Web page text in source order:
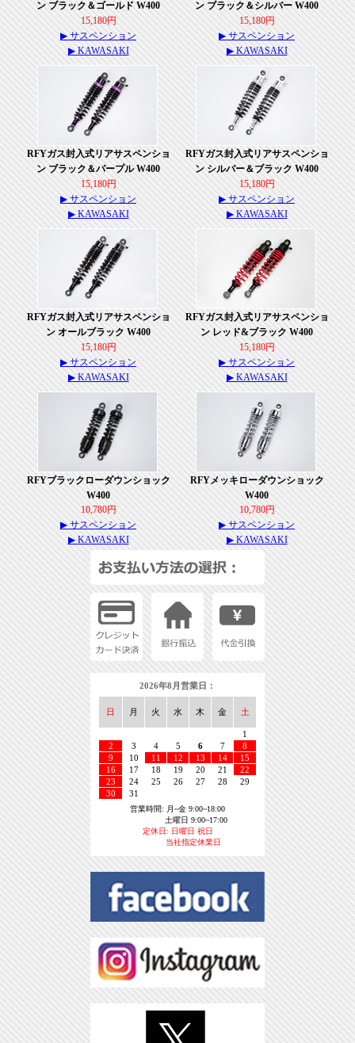
ン ブラック＆ゴールド W400
15,180円
▶ サスペンション
▶ KAWASAKI
ン ブラック＆シルバー W400
15,180円
▶ サスペンション
▶ KAWASAKI
RFYガス封入式リアサスペンショ
ン ブラック＆パープル W400
15,180円
▶ サスペンション
▶ KAWASAKI
RFYガス封入式リアサスペンショ
ン シルバー＆ブラック W400
15,180円
▶ サスペンション
▶ KAWASAKI
RFYガス封入式リアサスペンショ
ン オールブラック W400
15,180円
▶ サスペンション
▶ KAWASAKI
RFYガス封入式リアサスペンショ
ン レッド&ブラック W400
15,180円
▶ サスペンション
▶ KAWASAKI
RFYブラックローダウンショック
W400
10,780円
▶ サスペンション
▶ KAWASAKI
RFYメッキローダウンショック
W400
10,780円
▶ サスペンション
▶ KAWASAKI
2026年8月営業日：
日 月 火 水 木 金 土
1
2
3 4 5 6 7
8
9
10 11 12 13 14
15
16
17 18 19 20 21
22
23
24 25 26 27 28
29
30
31
営業時間: 月~金 9:00~18:00
土曜日 9:00~17:00
定休日: 日曜日 祝日
当社指定休業日